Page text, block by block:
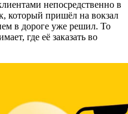
непосредственно в
который пришёл на вокзал
в дороге уже решил. То
где её заказать во